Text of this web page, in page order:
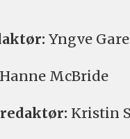
Yngve
Hanne McBride
Kristin